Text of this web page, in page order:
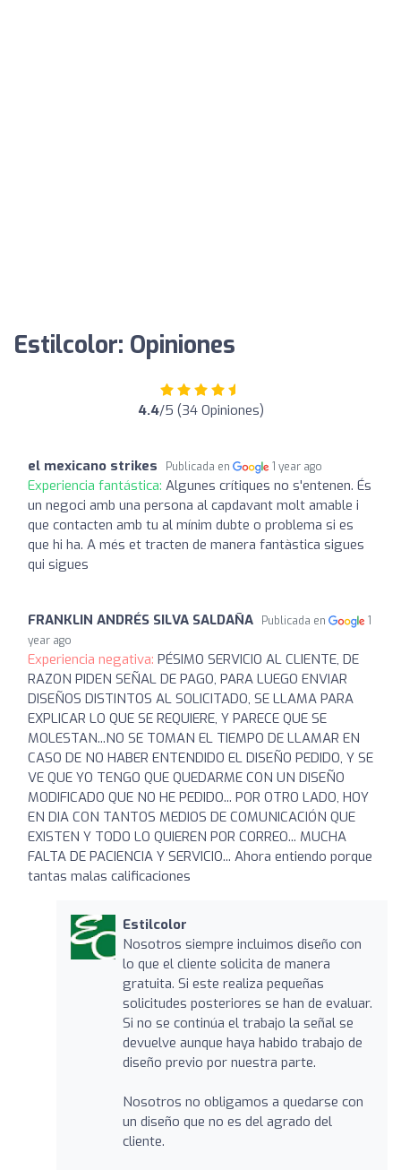
Estilcolor: Opiniones
4.4/5 (34 Opiniones)
el mexicano strikes Publicada en 1 year ago
Experiencia fantástica: Algunes crítiques no s'entenen. És
un negoci amb una persona al capdavant molt amable i
que contacten amb tu al mínim dubte o problema si es
que hi ha. A més et tracten de manera fantàstica sigues
qui sigues
FRANKLIN ANDRÉS SILVA SALDAÑA Publicada en
1
year ago
Experiencia negativa: PÉSIMO SERVICIO AL CLIENTE, DE
RAZON PIDEN SEÑAL DE PAGO, PARA LUEGO ENVIAR
DISEÑOS DISTINTOS AL SOLICITADO, SE LLAMA PARA
EXPLICAR LO QUE SE REQUIERE, Y PARECE QUE SE
MOLESTAN...NO SE TOMAN EL TIEMPO DE LLAMAR EN
CASO DE NO HABER ENTENDIDO EL DISEÑO PEDIDO, Y SE
VE QUE YO TENGO QUE QUEDARME CON UN DISEÑO
MODIFICADO QUE NO HE PEDIDO... POR OTRO LADO, HOY
EN DIA CON TANTOS MEDIOS DE COMUNICACIÓN QUE
EXISTEN Y TODO LO QUIEREN POR CORREO... MUCHA
FALTA DE PACIENCIA Y SERVICIO... Ahora entiendo porque
tantas malas calificaciones
Estilcolor
Nosotros siempre incluimos diseño con
lo que el cliente solicita de manera
gratuita. Si este realiza pequeñas
solicitudes posteriores se han de evaluar.
Si no se continúa el trabajo la señal se
devuelve aunque haya habido trabajo de
diseño previo por nuestra parte.
Nosotros no obligamos a quedarse con
un diseño que no es del agrado del
cliente.